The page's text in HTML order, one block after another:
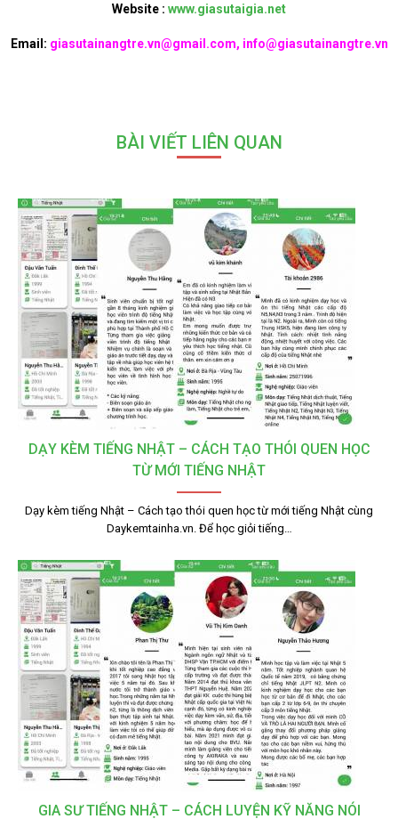
Website : www.giasutaigia.net
Email: giasutainangtre.vn@gmail.com, info@giasutainangtre.vn
BÀI VIẾT LIÊN QUAN
DẠY KÈM TIẾNG NHẬT – CÁCH TẠO THÓI QUEN HỌC
TỪ MỚI TIẾNG NHẬT
Dạy kèm tiếng Nhật – Cách tạo thói quen học từ mới tiếng Nhật cùng
Daykemtainha.vn. Để học giỏi tiếng…
GIA SƯ TIẾNG NHẬT – CÁCH LUYỆN KỸ NĂNG NÓI